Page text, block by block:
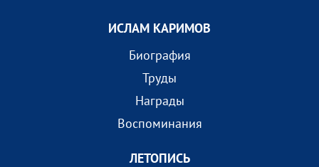
ИСЛАМ КАРИМОВ
Биография
Труды
Награды
Воспоминания
ЛЕТОПИСЬ